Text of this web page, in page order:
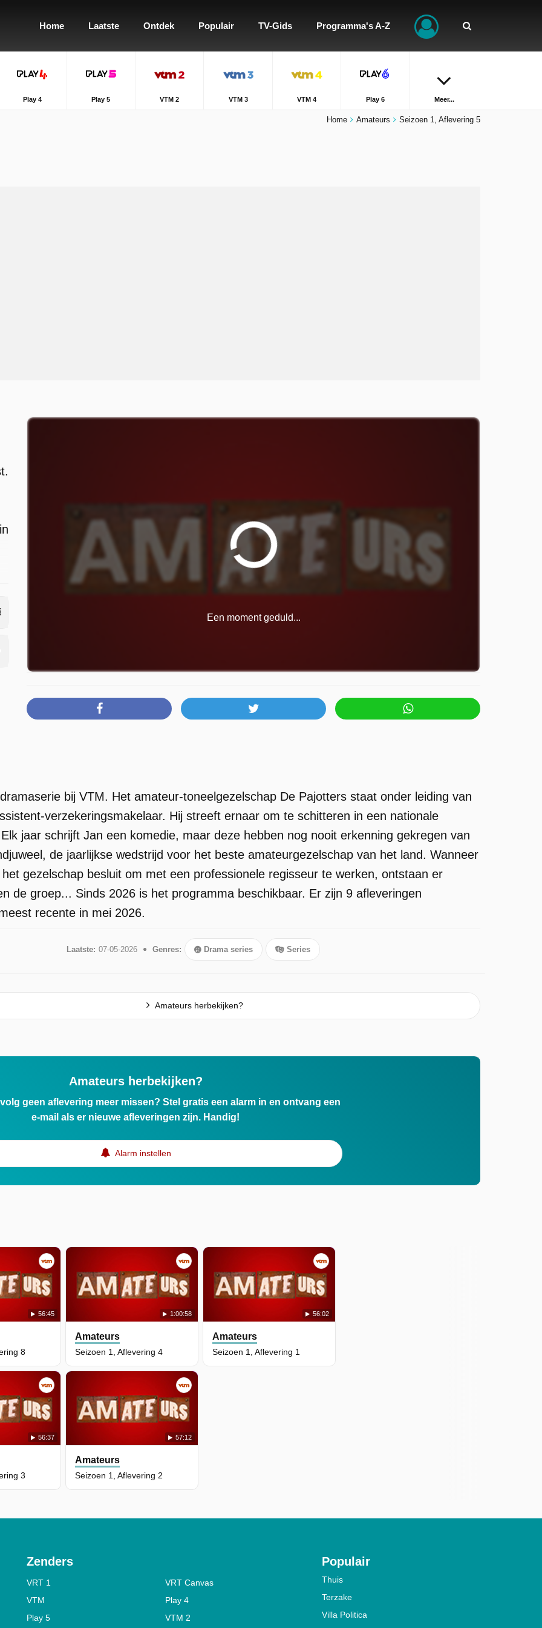
Home Laatste Ontdek Populair TV-Gids Programma's A-Z
Play 4 Play 5 VTM 2 VTM 3 VTM 4 Play 6 Meer...
Home Amateurs Seizoen 1, Aflevering 5
Een moment geduld...
bij VTM. Het amateur-toneelgezelschap De Pajotters staat onder leiding van
verzekeringsmakelaar. Hij streeft ernaar om te schitteren in een nationale
jaar schrijft Jan een komedie, maar deze hebben nog nooit erkenning gekregen van
de jaarlijkse wedstrijd voor het beste amateurgezelschap van het land. Wanneer
gezelschap besluit om met een professionele regisseur te werken, ontstaan er
de groep... Sinds 2026 is het programma beschikbaar. Er zijn 9 afleveringen
recente in mei 2026.
Laatste: 07-05-2026 Genres: Drama series Series
Amateurs herbekijken?
Amateurs herbekijken?
geen aflevering meer missen? Stel gratis een alarm in en ontvang een
e-mail als er nieuwe afleveringen zijn. Handig!
Alarm instellen
56:45
8
56:37
3
1:00:58
Amateurs
Seizoen 1, Aflevering 4
56:02
Amateurs
Seizoen 1, Aflevering 1
57:12
Amateurs
Seizoen 1, Aflevering 2
Zenders
VRT 1
VRT Canvas
VTM
Play 4
Play 5
VTM 2
Populair
Thuis
Terzake
Villa Politica